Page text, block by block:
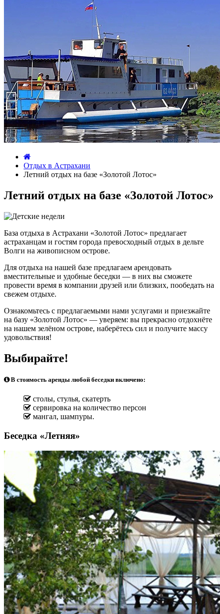
Отдых в Астрахани
Летний отдых на базе «Золотой Лотос»
Летний отдых на базе «Золотой Лотос»
База отдыха в Астрахани «Золотой Лотос» предлагает
астраханцам и гостям города превосходный отдых в дельте
Волги на живописном острове.
Для отдыха на нашей базе предлагаем арендовать
вместительные и удобные беседки — в них вы сможете
провести время в компании друзей или близких, пообедать на
свежем отдыхе.
Ознакомьтесь с предлагаемыми нами услугами и приезжайте
на базу «Золотой Лотос» — уверяем: вы прекрасно отдохнёте
на нашем зелёном острове, наберётесь сил и получите массу
удовольствия!
Выбирайте!
В стоимость аренды любой беседки включено:
столы, стулья, скатерть
сервировка на количество персон
мангал, шампуры.
Беседка «Летняя»